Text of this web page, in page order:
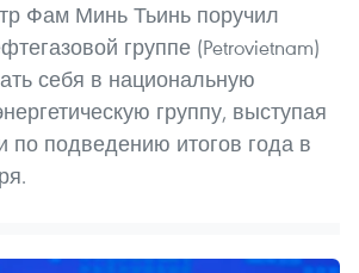
Фам Минь Тьинь поручил
группе (Petrovietnam)
себя в национальную
группу, выступая
по подведению итогов года в